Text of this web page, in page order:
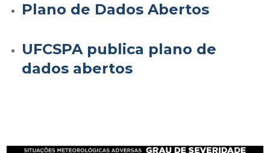
Plano de Dados Abertos
UFCSPA publica plano de
dados abertos